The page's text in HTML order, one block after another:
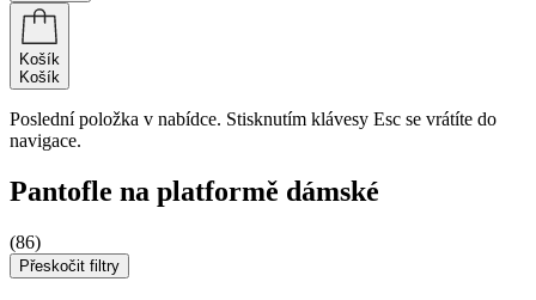
Košík
Košík
Poslední položka v nabídce. Stisknutím klávesy Esc se vrátíte do
navigace.
Pantofle na platformě dámské
(86)
Přeskočit filtry